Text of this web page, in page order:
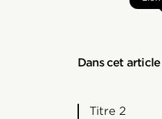
Dans cet article
Titre 2